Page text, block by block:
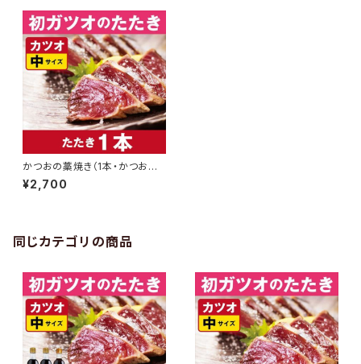
かつおの藁焼き（1本・かつおの
み）
¥2,700
同じカテゴリの商品